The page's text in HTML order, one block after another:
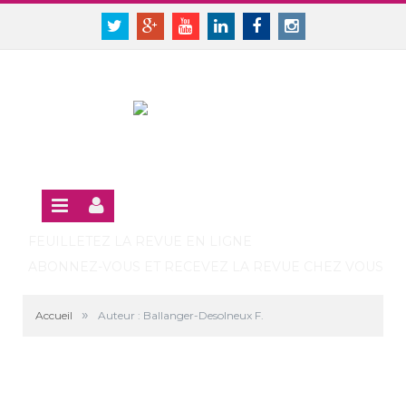
Panneau de gestion des cookies
TwitterGoogle+YoutubeLinkedinFacebookInstagram
SE CONNECTER
Accueil » Auteur : Ballanger-Desolneux F.